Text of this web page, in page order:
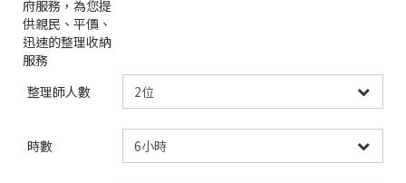
整理師人數
時數